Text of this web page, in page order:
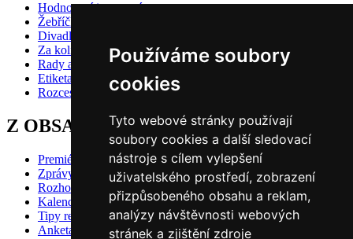
Používáme soubory
cookies
Tyto webové stránky používají
soubory cookies a další sledovací
nástroje s cílem vylepšení
uživatelského prostředí, zobrazení
přizpůsobeného obsahu a reklam,
analýzy návštěvnosti webových
stránek a zjištění zdroje
Hodnocení inscenací
Žebříčky
Divadlo pro děti
Za kolik do divadla?
Rady a doporučení
Etiketa?
Rozcestník
Z OBSAHU VYBÍRÁME
Premiéry
Zprávy
Rozhovory
Kalendář premiér
Tipy redakce
Anketa 2024/25 - divácké hlasování